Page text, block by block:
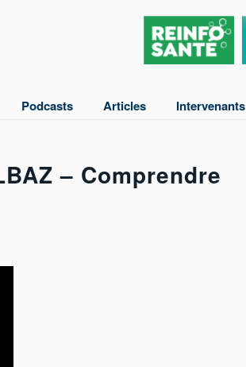
Podcasts Articles Intervenants
– Comprendre